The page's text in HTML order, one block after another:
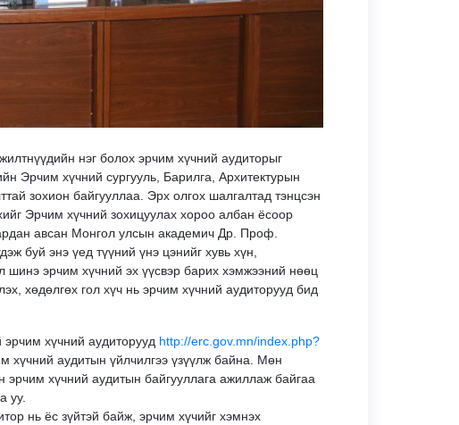
нэг болох эрчим хүчний аудиторыг
Эрчим хүчний сургууль, Барилга, Архитектурын
зохион байгууллаа. Эрх олгох шалгалтад тэнцсэн
Эрчим хүчний зохицуулах хороо албан ёсоор
авсан Монгол улсын академич Др. Проф.
буй энэ үед түүний үнэ цэнийг хувь хүн,
шинэ эрчим хүчний эх үүсвэр барих хэмжээний нөөц
хөдөлгөх гол хүч нь эрчим хүчний аудиторууд бид
хүчний аудиторууд http://erc.gov.mn/index.php?
хүчний аудитын үйлчилгээ үзүүлж байна. Мөн
эрчим хүчний аудитын байгууллага ажиллаж байгаа
уу.
нь ёс зүйтэй байж, эрчим хүчийг хэмнэх